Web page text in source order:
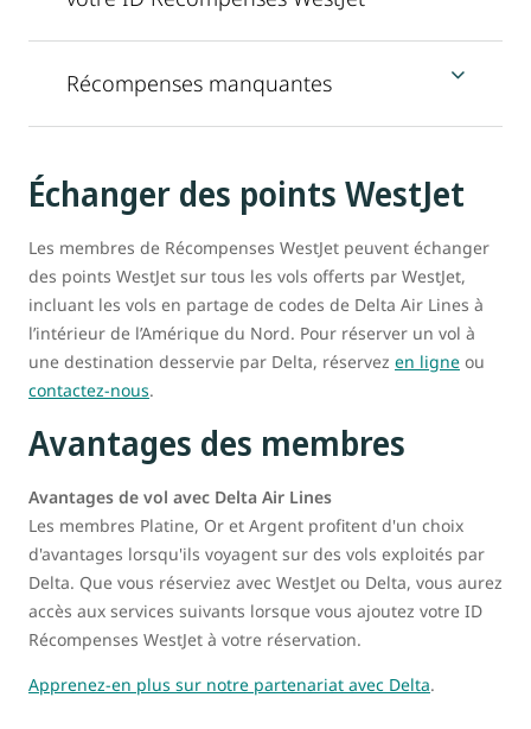
Récompenses manquantes
Échanger des points WestJet
Les membres de Récompenses WestJet peuvent échanger
des points WestJet sur tous les vols offerts par WestJet,
incluant les vols en partage de codes de Delta Air Lines à
l’intérieur de l’Amérique du Nord. Pour réserver un vol à
une destination desservie par Delta, réservez en ligne ou
contactez-nous.
Avantages des membres
Avantages de vol avec Delta Air Lines
Les membres Platine, Or et Argent profitent d'un choix
d'avantages lorsqu'ils voyagent sur des vols exploités par
Delta. Que vous réserviez avec WestJet ou Delta, vous aurez
accès aux services suivants lorsque vous ajoutez votre ID
Récompenses WestJet à votre réservation.
Apprenez-en plus sur notre partenariat avec Delta.